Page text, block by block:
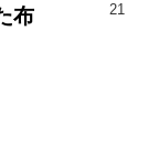
布
21